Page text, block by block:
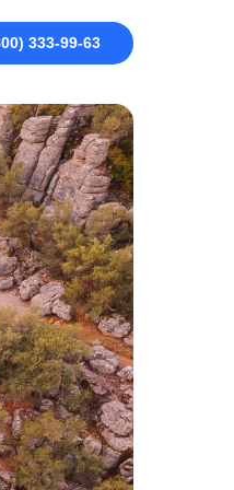
333-99-63